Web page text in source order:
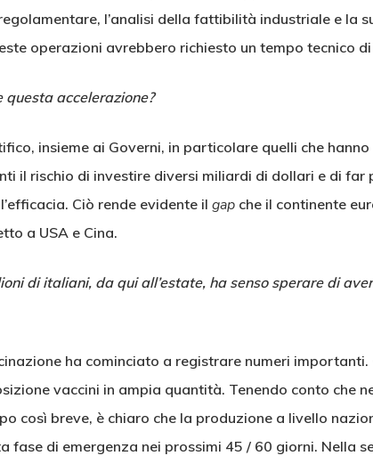
l’analisi della fattibilità industriale e la
operazioni avrebbero richiesto un tempo tecnico
accelerazione?
insieme ai Governi, in particolare quelli che
il rischio di investire diversi miliardi di dollari e di
Ciò rende evidente il gap che il continente
a USA e Cina.
di italiani, da qui all’estate, ha senso sperare di
ha cominciato a registrare numeri
vaccini in ampia quantità. Tenendo conto che
così breve, è chiaro che la produzione a livello
fase di emergenza nei prossimi 45 / 60 giorni. Nella